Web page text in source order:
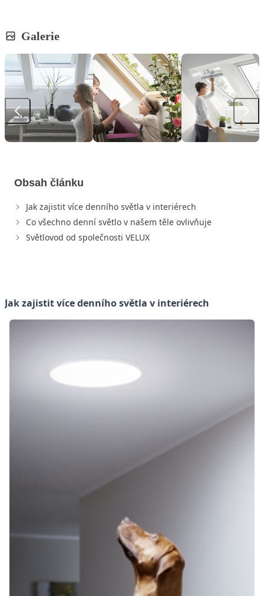
Galerie
Obsah článku
Jak zajistit více denního světla v interiérech
Co všechno denní světlo v našem těle ovlivňuje
Světlovod od společnosti VELUX
Jak zajistit více denního světla v interiérech